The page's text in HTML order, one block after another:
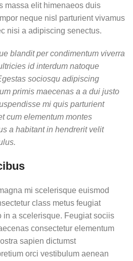
massa elit himenaeos duis
neque nisl parturient vivamus
nisi a adipiscing senectus.
blandit per condimentum viverra
id interdum natoque
sociosqu adipiscing
primis maecenas a a dui justo
mi quis parturient
cum elementum montes
a habitant in hendrerit velit
mi scelerisque euismod
class metus feugiat
in a scelerisque. Feugiat sociis
consectetur elementum
sapien dictumst
orci vestibulum aenean